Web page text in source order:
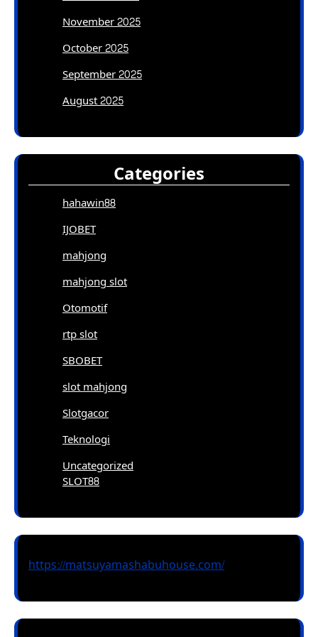
November 2025
October 2025
September 2025
August 2025
Categories
hahawin88
IJOBET
mahjong
mahjong slot
Otomotif
rtp slot
SBOBET
slot mahjong
Slotgacor
Teknologi
Uncategorized
SLOT88
https://matsuyamashabuhouse.com/